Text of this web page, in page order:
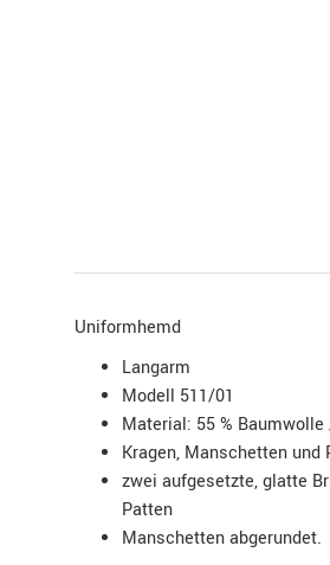
Uniformhemd
Langarm
Modell 511/01
Material: 55 %
Kragen, Manschetten
zwei aufgesetzte, glatte
Patten
Manschetten abgerundet.